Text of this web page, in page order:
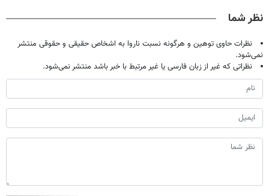
نظر شما
نظرات حاوی توهین و هرگونه نسبت ناروا به اشخاص حقیقی و حقوقی منتشر
نمی‌شود.
نظراتی که غیر از زبان فارسی یا غیر مرتبط با خبر باشد منتشر نمی‌شود.